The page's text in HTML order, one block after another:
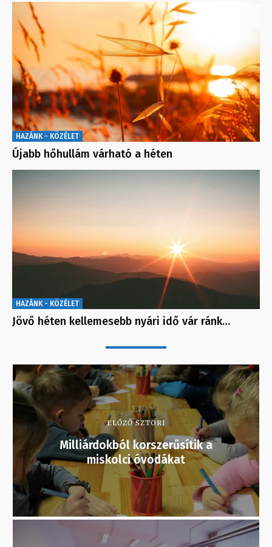
HAZÁNK - KÖZÉLET
Újabb hőhullám várható a héten
HAZÁNK - KÖZÉLET
Jövő héten kellemesebb nyári idő vár ránk…
ELŐZŐ SZTORI
Milliárdokból korszerűsítik a
miskolci óvodákat